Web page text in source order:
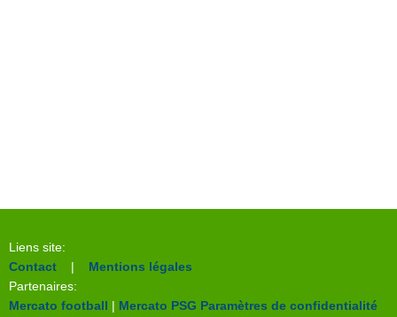
Liens site:
Contact | Mentions légales
Partenaires:
Mercato football | Mercato PSG Paramètres de confidentialité